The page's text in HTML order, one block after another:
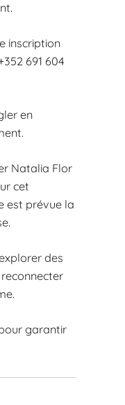
inscription
691 604
en
Natalia Flor
cet
est prévue la
des
garantir